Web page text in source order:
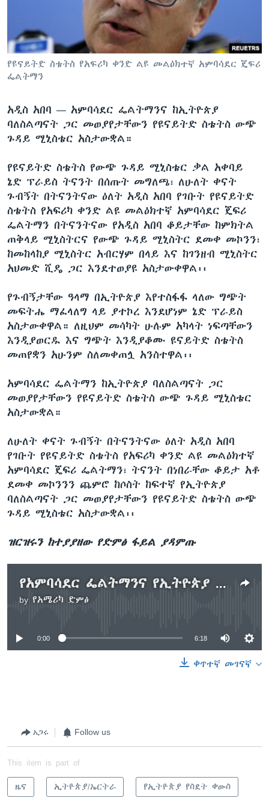
ቋንቋዎች
የዩናይትድ ስቴትስ የአፍሪካ ቀንድ ልዩ መልዕክተኛ አምባሳደር ጄፍሪ
ፌልትማን
አዲስ አበባ — አምባሳደር ፌልትማንና ከኢትዮጵያ
ባለስልጣናት ጋር መወያየታቸውን የዩናይትድ ስቴትስ ውጭ
ጉዳይ ሚኒስቴር አስታውቋል።
የዩናይትድ ስቴትስ የውጭ ጉዳይ ሚኒስቴር ቃል አቀባይ
ኔድ ፕራይስ ትናንት በሰጡት መግለጫ፣ ለሁለት ቀናት
ጉብኝት በትናንትናው ዕለት አዲስ አበባ የገቡት የዩናይትድ
ስቴትስ የአፍሪካ ቀንድ ልዩ መልዕክተኛ አምባሳደር ጄፍሪ
ፌልትማን በትናንትናው የአዲስ አበባ ቆይታቸው ከምክትል
ጠቅላይ ሚኒስትርና የውጭ ጉዳይ ሚኒስትር ደመቀ መኮንን፣
ከመከላከያ ሚኒስትር አብርሃም በላይ እና ከገንዘብ ሚኒስትር
አህመድ ሺዴ ጋር እንደተወያዩ አስታውቀዋል፡፡
የጉብኝታቸው ዓላማ በኢትዮጵያ እየተስፋፋ ላለው ግጭት
መፍትሔ ማፈላለግ ላይ ያተኮረ እንደሆነም ኔድ ፕራይስ
አስታውቀዋል። ለዚህም መሳካት ሁሉም አካላት ነፍጣቸውን
እንዲያወርዱ እና ግጭት እንዲያቆሙ ዩናይትድ ስቴትስ
መጠየቋን አሁንም ስለመቀጠሏ አንስተዋል፡፡
አምባሳደር ፌልትማን ከኢትዮጵያ ባለስልጣናት ጋር
መወያየታቸውን የዩናይትድ ስቴትስ ውጭ ጉዳይ ሚኒስቴር
አስታውቋል።
ለሁለት ቀናት ጉብኝት በትናንትናው ዕለት አዲስ አበባ
የገቡት የዩናይትድ ስቴትስ የአፍሪካ ቀንድ ልዩ መልዕክተኛ
አምባሳደር ጄፍሪ ፌልትማን፣ ትናንት በነበራቸው ቆይታ አቶ
ደመቀ መኮንንን ጨምሮ ከሶስት ከፍተኛ የኢትዮጵያ
ባለስልጣናት ጋር መወያየታቸውን የዩናይትድ ስቴትስ ውጭ
ጉዳይ ሚኒስቴር አስታውቋል፡፡
ዝርዝሩን ከተያያዘው የድምፅ ፋይል ያዳምጡ
የአምባሳደር ፌልትማንና የኢትዮጵያ መንግሥት ባለሥልጣናት ውይይት
by የአሜሪካ ድምፅ
No media source currently available
0:00 6:18
ቀጥተኛ መገናኛ
አጋሩ Follow us
This item is part of
ዜና ኢትዮጵያ/ኤርትራ የኢትዮጵያ የስደት ቀውስ